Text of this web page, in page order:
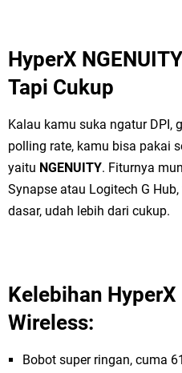
HyperX
Tapi Cukup
Kalau kamu suka ngatur DPI,
polling rate, kamu bisa pakai
yaitu NGENUITY. Fiturnya
Synapse atau Logitech G
dasar, udah lebih dari cukup.
Kelebihan
Wireless:
Bobot super ringan, cuma